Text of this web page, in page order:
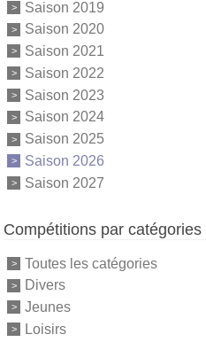
Saison 2019
Saison 2020
Saison 2021
Saison 2022
Saison 2023
Saison 2024
Saison 2025
Saison 2026
Saison 2027
Compétitions par catégories
Toutes les catégories
Divers
Jeunes
Loisirs